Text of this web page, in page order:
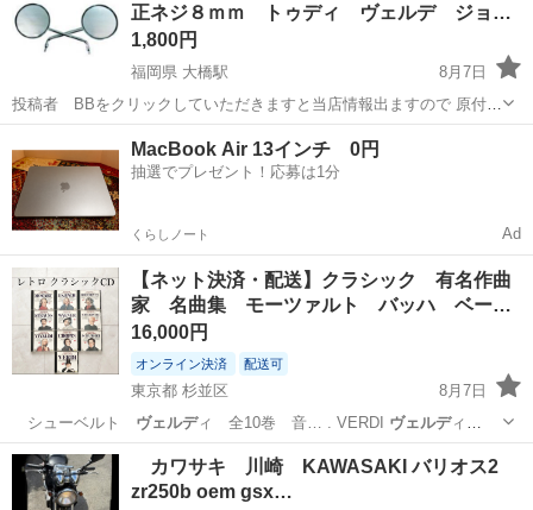
正ネジ８ｍｍ トゥディ ヴェルデ ジョ…
1,800円
福岡県 大橋駅
8月7日
投稿者 BBをクリックしていただきますと当店情報出ますので 原付ス
クーター用の新品丸型メッキミラー左右セット です（裏もメッキ）
ホンダ、スズキ向け８ｍｍ正ねじです （ヤマハ逆ネジタイプは別で
出しています） ...
MacBook Air 13インチ 0円
抽選でプレゼント！応募は1分
くらしノート Ad
【ネット決済・配送】クラシック 有名作曲
家 名曲集 モーツァルト バッハ ベー…
16,000円
オンライン決済 配送可
東京都 杉並区
8月7日
シューベルト ヴェルディ 全10巻 音… . VERDI ヴェルディ
Delt…
東京 杉並区 CD ショパン
カワサキ 川崎 KAWASAKI バリオス2
zr250b oem gsx…